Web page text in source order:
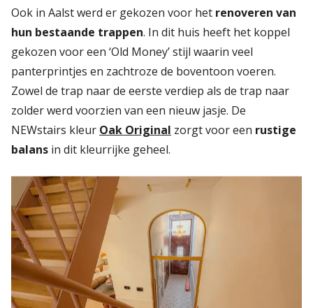
Ook in Aalst werd er gekozen voor het renoveren van
hun bestaande trappen. In dit huis heeft het koppel
gekozen voor een ‘Old Money’ stijl waarin veel
panterprintjes en zachtroze de boventoon voeren.
Zowel de trap naar de eerste verdiep als de trap naar
zolder werd voorzien van een nieuw jasje. De
NEWstairs kleur Oak Original zorgt voor een rustige
balans in dit kleurrijke geheel.